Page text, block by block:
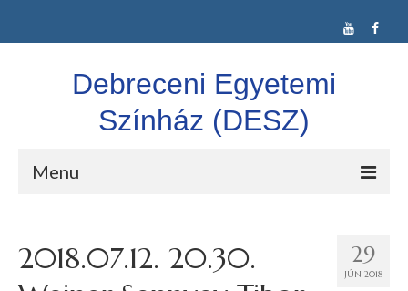
Debreceni Egyetemi
Színház (DESZ)
Menu
Alkalmi Társulat 29
JÚN 2018
2018.07.12. 20.30.